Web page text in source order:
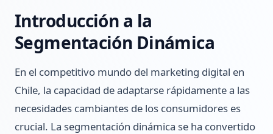
Introducción a la
Segmentación Dinámica
En el competitivo mundo del marketing digital en
Chile, la capacidad de adaptarse rápidamente a las
necesidades cambiantes de los consumidores es
crucial. La segmentación dinámica se ha convertido